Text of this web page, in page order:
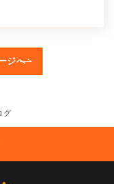
ジへ
グ